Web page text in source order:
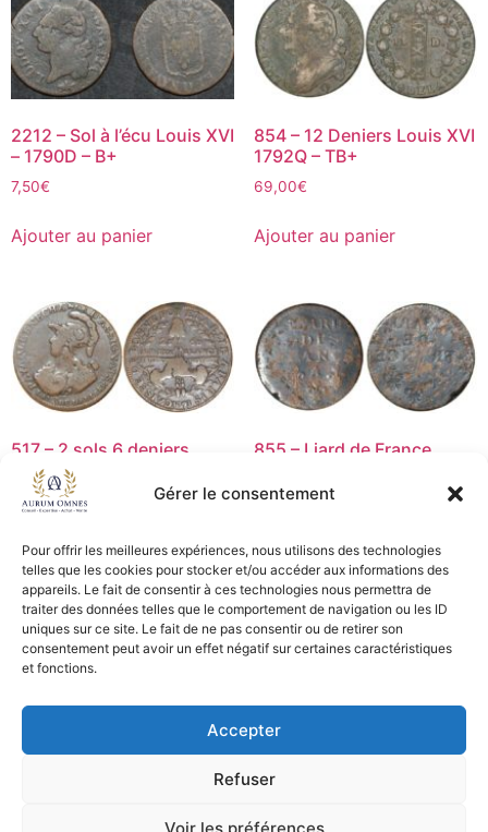
Gérer le consentement
Pour offrir les meilleures expériences, nous utilisons des technologies
telles que les cookies pour stocker et/ou accéder aux informations des
appareils. Le fait de consentir à ces technologies nous permettra de
traiter des données telles que le comportement de navigation ou les ID
uniques sur ce site. Le fait de ne pas consentir ou de retirer son
consentement peut avoir un effet négatif sur certaines caractéristiques
et fonctions.
Accepter
Refuser
Voir les préférences
2212 – Sol à l’écu Louis XVI
– 1790D – B+
7,50€
Ajouter au panier
854 – 12 Deniers Louis XVI
1792Q – TB+
69,00€
Ajouter au panier
517 – 2 sols 6 deniers
Bonne Foy 1791 – TB
15,00€
Lire la suite
855 – Liard de France
39,00€
Ajouter au panier
CGV - CGL
Copyright © 2026 Aurum Omnes